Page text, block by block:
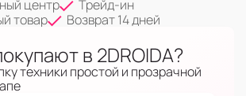
центр
Трейд-ин
товар
Возврат 14 дней
в 2DROIDA?
техники простой и прозрачной